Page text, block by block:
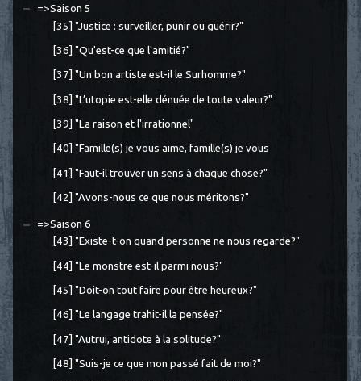
=>Saison 5
[35] "Justice : surveiller, punir ou guérir?"
[36] "Qu'est-ce que l'amitié?"
[37] "Un bon artiste est-il le Surhomme?"
[38] "L’utopie est-elle dénuée de toute valeur?"
[39] "La raison et l'irrationnel"
[40] "Famille(s) je vous aime, famille(s) je vous
[41] "Faut-il trouver un sens à chaque chose?"
[42] "Avons-nous ce que nous méritons?"
=>Saison 6
[43] "Existe-t-on quand personne ne nous regarde?"
[44] "Le monstre est-il parmi nous?"
[45] "Doit-on tout faire pour être heureux?"
[46] "Le langage trahit-il la pensée?"
[47] "Autrui, antidote à la solitude?"
[48] "Suis-je ce que mon passé fait de moi?"